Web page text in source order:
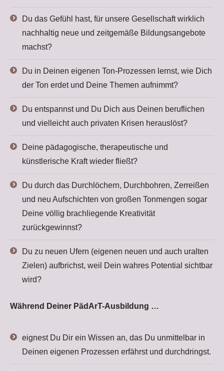
Du das Gefühl hast, für unsere Gesellschaft wirklich
nachhaltig neue und zeitgemäße Bildungsangebote
machst?
Du in Deinen eigenen Ton-Prozessen lernst, wie Dich
der Ton erdet und Deine Themen aufnimmt?
Du entspannst und Du Dich aus Deinen beruflichen
und vielleicht auch privaten Krisen herauslöst?
Deine pädagogische, therapeutische und
künstlerische Kraft wieder fließt?
Du durch das Durchlöchern, Durchbohren, Zerreißen
und neu Aufschichten von großen Tonmengen sogar
Deine völlig brachliegende Kreativität
zurückgewinnst?
Du zu neuen Ufern (eigenen neuen und auch uralten
Zielen) aufbrichst, weil Dein wahres Potential sichtbar
wird?
Während Deiner PädArT-Ausbildung …
eignest Du Dir ein Wissen an, das Du unmittelbar in
Deinen eigenen Prozessen erfährst und durchdringst.